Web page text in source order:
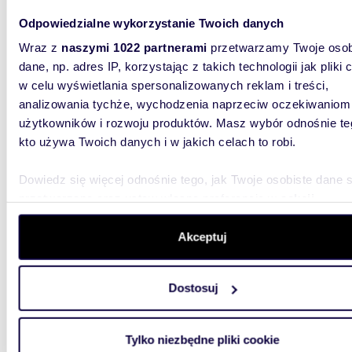
Odpowiedzialne wykorzystanie Twoich danych
Wraz z naszymi 1022 partnerami przetwarzamy Twoje
dane, np. adres IP, korzystając z takich technologii jak pliki
w celu wyświetlania spersonalizowanych reklam i treści,
analizowania tychże, wychodzenia naprzeciw oczekiwaniom
użytkowników i rozwoju produktów. Masz wybór odnośnie
kto używa Twoich danych i w jakich celach to robi.
Dowiedz się więcej odnośnie tego, jak Twoje osobiste dane
szczegółów. W Deklaracji plików cookie możesz zmienić
wycofać swoją zgodę w dowolnej chwili.
aby oferować funkcje społecznościowe i analizować ruch w
witrynie. Informacje o tym, jak korzystasz z naszej witryny,
analitycznym. Partnerzy mogą połączyć te informacje z
Akceptuj
Dostosuj
Tylko niezbędne pliki cookie
Ostanie